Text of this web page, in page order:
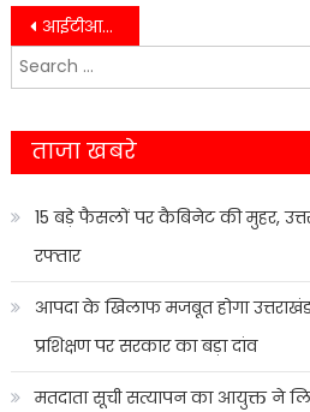
Post
navigation
आईटीआई बेतालघाट में रोजगार का बड़ा अवसर, अशोक लीलैंड कैंपस में 16 प्रशिक्षार्थियों का चयन
Search
for:
ताजा खबरे
15 बड़े फैसलों पर कैबिनेट की मुहर,
रफ्तार
आपदा के खिलाफ मजबूत होगा
प्रशिक्षण पर सरकार का बड़ा दांव
मतदाता सूची सत्यापन का आयुक्त ने